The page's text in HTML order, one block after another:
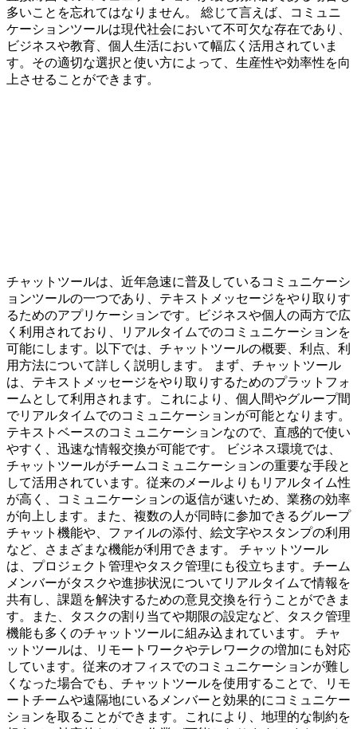
多いことを忘れてはなりません。 総じて言えば、コミュニ
ケーションツールは現代社会において不可欠な存在であり、
ビジネスや教育、個人生活において幅広く活用されていま
す。その適切な選択と使い方によって、生産性や効率性を向
上させることができます。
チャットツールは、近年急速に普及しているコミュニケーシ
ョンツールの一つであり、テキストメッセージをやり取りす
るためのアプリケーションです。ビジネスや個人の両方で広
く利用されており、リアルタイムでのコミュニケーションを
可能にします。以下では、チャットツールの概要、利点、利
用方法について詳しく説明します。 まず、チャットツール
は、テキストメッセージをやり取りするためのプラットフォ
ームとして利用されます。これにより、個人間やグループ間
でリアルタイムでのコミュニケーションが可能となります。
テキストベースのコミュニケーションなので、直感的で使い
やすく、迅速な情報交換が可能です。 ビジネス環境では、
チャットツールがチームコミュニケーションの重要な手段と
して活用されています。従来のメールよりもリアルタイム性
が高く、コミュニケーションの返信が速いため、業務の効率
が向上します。また、複数の人が同時に参加できるグループ
チャット機能や、ファイルの添付、絵文字やスタンプの利用
など、さまざまな機能が利用できます。 チャットツール
は、プロジェクト管理やタスク管理にも役立ちます。チーム
メンバーがタスクや進捗状況についてリアルタイムで情報を
共有し、課題を解決するための意見交換を行うことができま
す。また、タスクの割り当てや期限の設定など、タスク管理
機能も多くのチャットツールに組み込まれています。 チャ
ットツールは、リモートワークやテレワークの増加にも対応
しています。従来のオフィスでのコミュニケーションが難し
くなった場合でも、チャットツールを使用することで、リモ
ートチームや遠隔地にいるメンバーと効果的にコミュニケー
ションを取ることができます。これにより、地理的な制約を